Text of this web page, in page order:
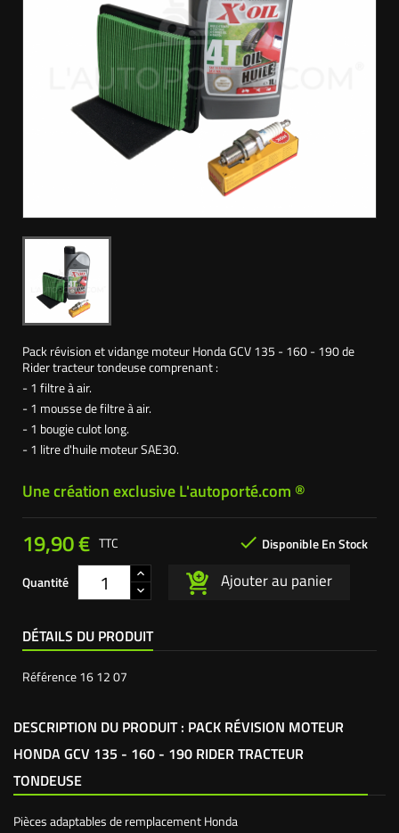
Pack révision et vidange moteur Honda GCV 135 - 160 - 190 de
Rider tracteur tondeuse comprenant :
- 1 filtre à air.
- 1 mousse de filtre à air.
- 1 bougie culot long.
- 1 litre d'huile moteur SAE30.
Une création exclusive L'autoporté.com ®
19,90 €  Disponible En Stock
TTC
Quantité Ajouter au panier
DÉTAILS DU PRODUIT
Référence16 12 07
DESCRIPTION DU PRODUIT : PACK RÉVISION MOTEUR
HONDA GCV 135 - 160 - 190 RIDER TRACTEUR
TONDEUSE
Pièces adaptables de remplacement Honda